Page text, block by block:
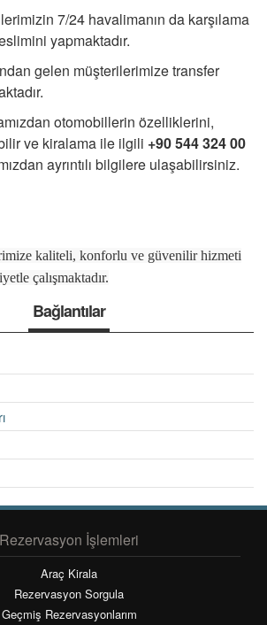
İLETİŞİM
ÜYE GİRİŞİ / KAYIT
7/24 havalimanın da karşılama
yapmaktadır.
gelen müşterilerimize transfer
otomobillerin özelliklerini,
ve kiralama ile ilgili +90 544 324 00
ayrıntılı bilgilere ulaşabilirsiniz.
kaliteli, konforlu ve güvenilir hizmeti
çalışmaktadır.
Bağlantılar
Rezervasyon İşlemleri
Araç Kirala
Rezervasyon Sorgula
Geçmiş Rezervasyonlarım